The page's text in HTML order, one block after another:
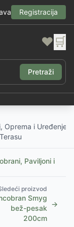
Registracija
❤️ 🛒
Pretraži
Oprema i Uređenje
Paviljoni i
proizvod
Smyg
bež-pesak
200cm
→